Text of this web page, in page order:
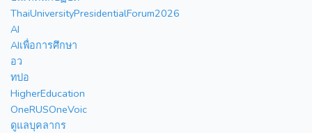
ThaiUniversityPresidentialForum2026
AI
AIเพื่อการศึกษา
อว
ทปอ
HigherEducation
OneRUSOneVoic
ดูแลบุคลากร